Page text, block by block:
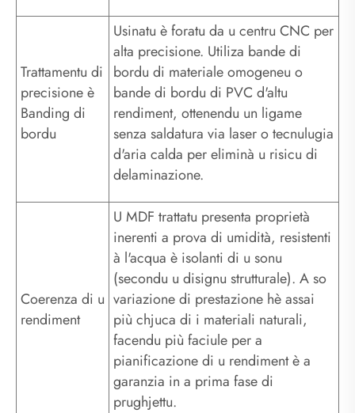
Trattamentu di
precisione è
Banding di
bordu
Usinatu è foratu da u centru CNC per
alta precisione. Utiliza bande di
bordu di materiale omogeneu o
bande di bordu di PVC d'altu
rendiment, ottenendu un ligame
senza saldatura via laser o tecnulugia
d'aria calda per eliminà u risicu di
delaminazione.
Coerenza di u
rendiment
U MDF trattatu presenta proprietà
inerenti a prova di umidità, resistenti
à l'acqua è isolanti di u sonu
(secondu u disignu strutturale). A so
variazione di prestazione hè assai
più chjuca di i materiali naturali,
facendu più faciule per a
pianificazione di u rendiment è a
garanzia in a prima fase di
prughjettu.